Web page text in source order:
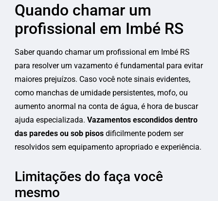
Quando chamar um
profissional em Imbé RS
Saber quando chamar um profissional em Imbé RS
para resolver um vazamento é fundamental para evitar
maiores prejuízos. Caso você note sinais evidentes,
como manchas de umidade persistentes, mofo, ou
aumento anormal na conta de água, é hora de buscar
ajuda especializada. Vazamentos escondidos dentro
das paredes ou sob pisos dificilmente podem ser
resolvidos sem equipamento apropriado e experiência.
Limitações do faça você
mesmo